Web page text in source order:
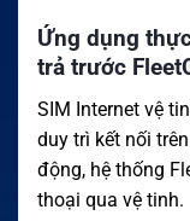
Ứng dụng
trả trước
SIM Internet vệ
duy trì kết nối
động, hệ thống
thoại qua vệ tinh.